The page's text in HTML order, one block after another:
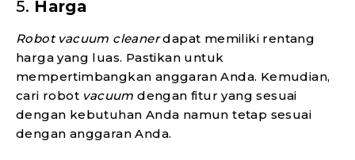
5. Harga
Robot vacuum cleanerdapat memiliki rentang
harga yang luas. Pastikan untuk
mempertimbangkan anggaran Anda. Kemudian,
cari robot vacuumdengan fitur yang sesuai
dengan kebutuhan Anda namun tetap sesuai
dengan anggaran Anda.